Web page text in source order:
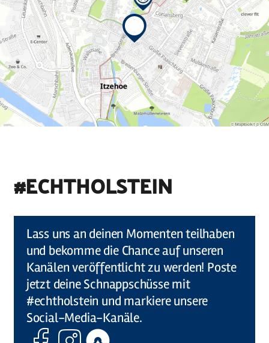
#ECHTHOLSTEIN
Lass uns an deinen Momenten teilhaben
und bekomme die Chance auf unseren
Kanälen veröffentlicht zu werden! Poste
jetzt deine Schnappschüsse mit
#echtholstein und markiere unsere
Social-Media-Kanäle.
FacebookInstagram
Komoot